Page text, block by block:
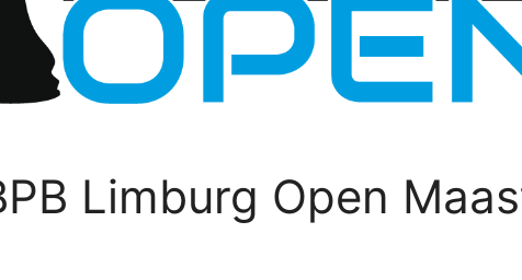
Limburg Open